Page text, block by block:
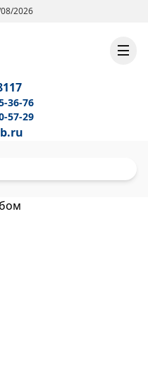
2026
36-76
57-29